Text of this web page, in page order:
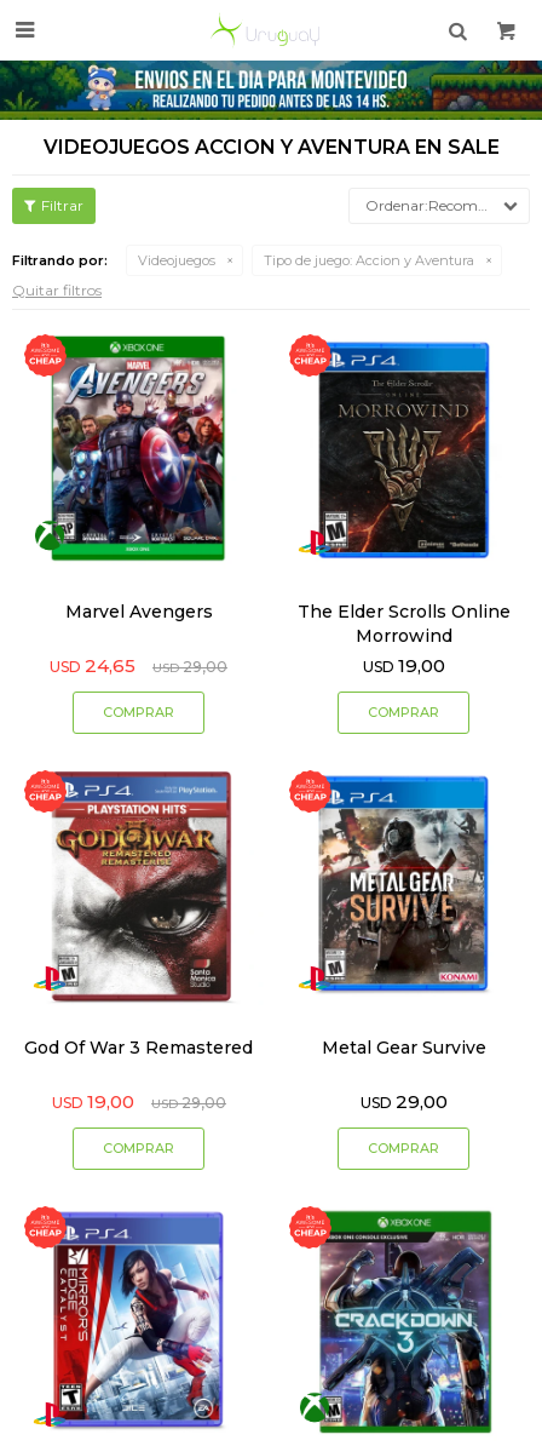

VIDEOJUEGOS ACCION Y AVENTURA EN SALE
Recomendados
Filtrando por: Videojuegos Tipo de juego: Accion y Aventura
Quitar filtros
Marvel Avengers
USD 24,65 USD 29,00
The Elder Scrolls Online
Morrowind
USD 19,00
God Of War 3 Remastered
USD 19,00 USD 29,00
Metal Gear Survive
USD 29,00